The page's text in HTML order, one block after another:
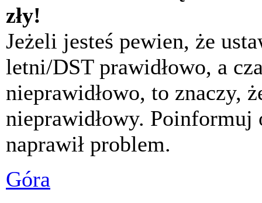
zły!
Jeżeli jesteś pewien, że
letni/DST prawidłowo, a
nieprawidłowo, to znaczy,
nieprawidłowy.
naprawił problem.
Góra